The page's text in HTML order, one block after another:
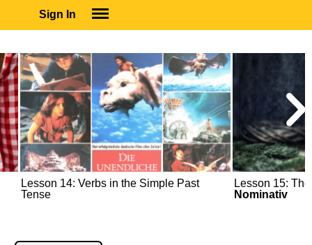
Sign In
SUBSCRIBE
EDUCATIONAL LICENSES
GIFT CARDS
OTHER LANGUAGES
ABOUT US
ALEXA
Lesson 14: Verbs in the Simple Past
Tense
Lesson 15:
Nominativ